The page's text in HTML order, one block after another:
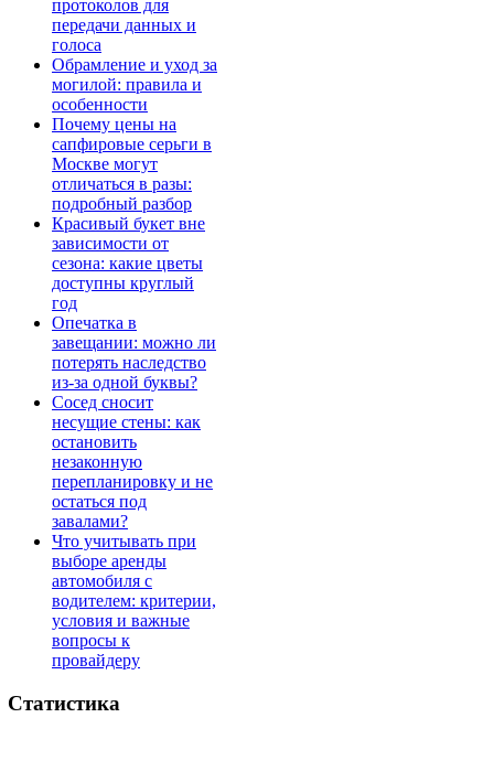
протоколов для
передачи данных и
голоса
Обрамление и уход за
могилой: правила и
особенности
Почему цены на
сапфировые серьги в
Москве могут
отличаться в разы:
подробный разбор
Красивый букет вне
зависимости от
сезона: какие цветы
доступны круглый
год
Опечатка в
завещании: можно ли
потерять наследство
из-за одной буквы?
Сосед сносит
несущие стены: как
остановить
незаконную
перепланировку и не
остаться под
завалами?
Что учитывать при
выборе аренды
автомобиля с
водителем: критерии,
условия и важные
вопросы к
провайдеру
Статистика